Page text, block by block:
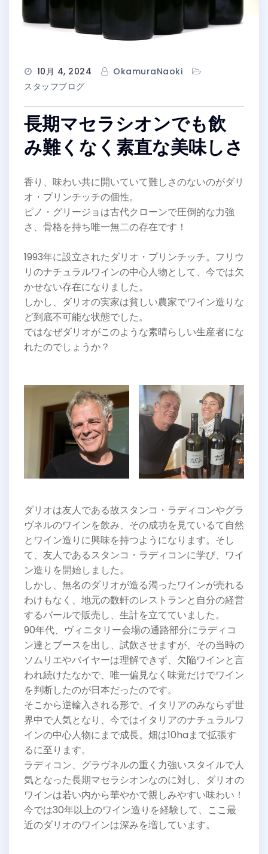
10月 4, 2024
OkamuraNaoki
スタッフブログ
長期マセラシオンでも飲
み難くなく素直な美味しさ
香り、味わい共に開いていて難しさのないのがダリ
オ・プリンチッチの個性。
ピノ・グリージョは古代クローンで圧倒的な力強
さ、骨格を持ち唯一無二の存在です！
1993年に設立されたダリオ・プリンチッチ。フリウ
リのナチュラルワインの中心人物として、今では欠
かせない存在になりました。
しかし、ダリオの実家は貧しい農家でワイン造りな
ど到底不可能な状態でした。
ではなぜダリオがこのような素晴らしい生産者にな
れたのでしょうか？
ダリオは友人である故スタンコ・ラディコンやグラ
ヴネルのワインを飲み、その成功を見ているて自然
とワイン造りに興味を持つようになります。そし
て、友人であるスタンコ・ラディコンに学び、ワイ
ン造りを開始しました。
しかし、無名のダリオが造る濁ったワインが売れる
わけもなく、地元の数軒のレストランと自分の経営
するバールで販売し、生計を立てていました。
90年代、ヴィニタリー会場の通路部分にラディコ
ン達とブースを出し、試飲させますが、その当時の
ソムリエやバイヤーは理解できず、欠陥ワインと言
われ続けたなかで、唯一偏見なく味覚だけでワイン
を判断したのが日本だったのです。
そこから逆輸入される形で、イタリアのみならず世
界中で人気となり、今ではイタリアのナチュラルワ
インの中心人物にまで成長。畑は10haまで拡張す
るに至ります。
ラディコン、グラヴネルの重く力強いスタイルで人
気となった長期マセラシオンなのに対し、ダリオの
ワインは若い内から華やかで親しみやすい味わい！
今では30年以上のワイン造りを経験して、ここ最
近のダリオのワインは深みを増しています。